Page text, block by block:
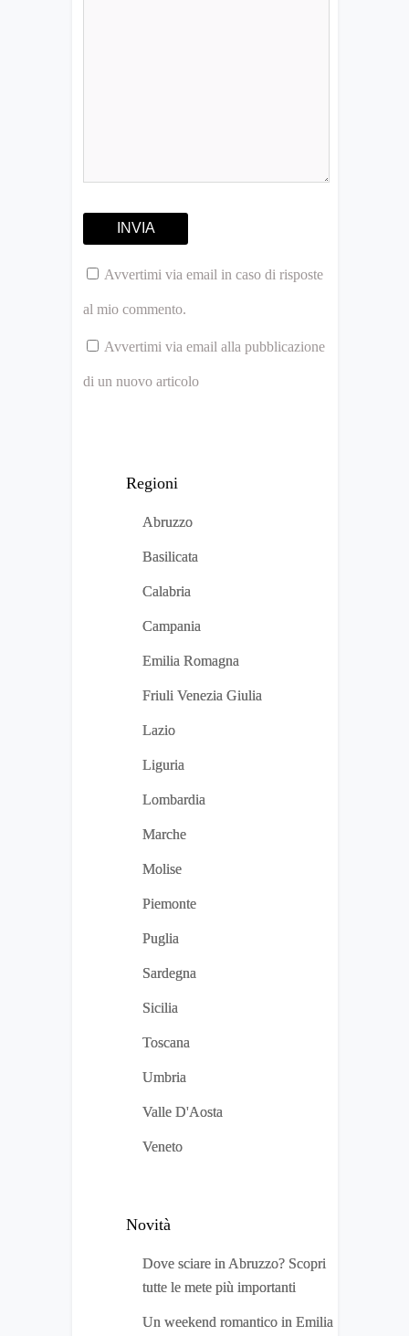
Avvertimi via email in caso di risposte
al mio commento.
Avvertimi via email alla pubblicazione
di un nuovo articolo
Regioni
Abruzzo
Basilicata
Calabria
Campania
Emilia Romagna
Friuli Venezia Giulia
Lazio
Liguria
Lombardia
Marche
Molise
Piemonte
Puglia
Sardegna
Sicilia
Toscana
Umbria
Valle D'Aosta
Veneto
Novità
Dove sciare in Abruzzo? Scopri
tutte le mete più importanti
Un weekend romantico in Emilia